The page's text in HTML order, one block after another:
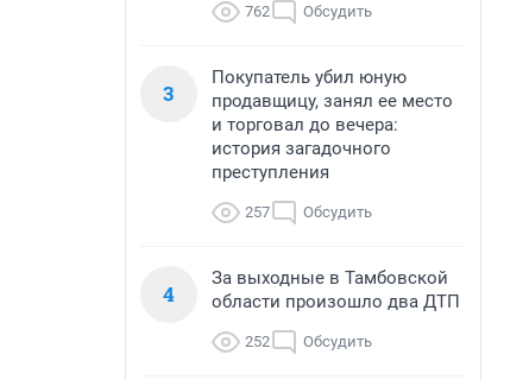
762 Обсудить
3
Покупатель убил юную
продавщицу, занял ее место
и торговал до вечера:
история загадочного
преступления
257 Обсудить
4
За выходные в Тамбовской
области произошло два ДТП
252 Обсудить